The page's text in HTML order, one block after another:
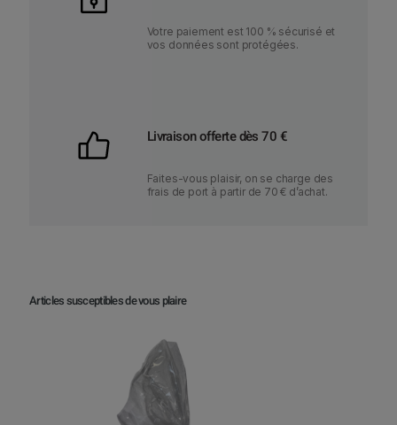
Votre paiement est 100 % sécurisé et
vos données sont protégées.
Livraison offerte dès 70 €
Faites-vous plaisir, on se charge des
frais de port à partir de 70 € d’achat.
Articles susceptibles de vous plaire